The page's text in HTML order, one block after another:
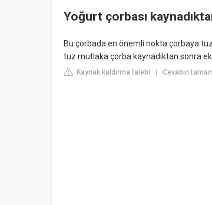
Yoğurt çorbası
Bu çorbada en önemli nokta çorbaya
tuz mutlaka çorba kaynadıktan sonra
Kaynak kaldırma talebi | Cevabın